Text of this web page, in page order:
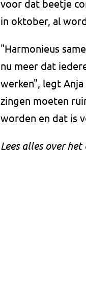
voor dat beetje
in oktober, al
"Harmonieus
nu meer dat
werken", legt
zingen moeten
worden en dat is
Lees alles over